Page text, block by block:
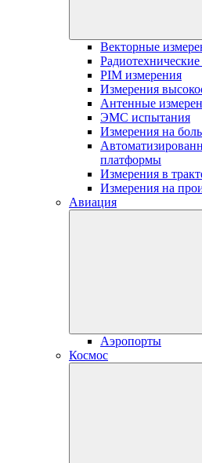
Векторные
PIM измерения
Измерения
Антенные
ЭМС испытания
Измерения на
платформы
Измерения в
Измерения на
Авиация
Аэропорты
Космос